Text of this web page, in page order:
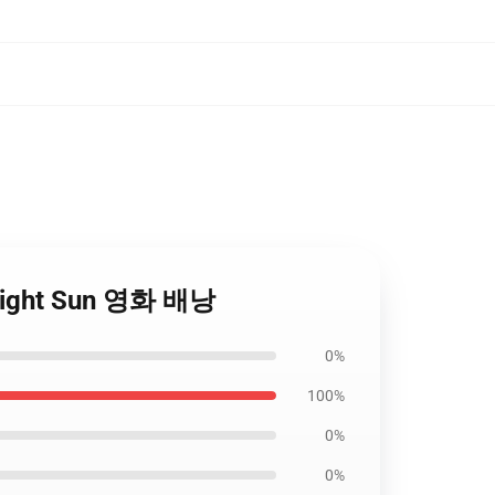
Sun 영화 배낭
0%
100%
0%
0%